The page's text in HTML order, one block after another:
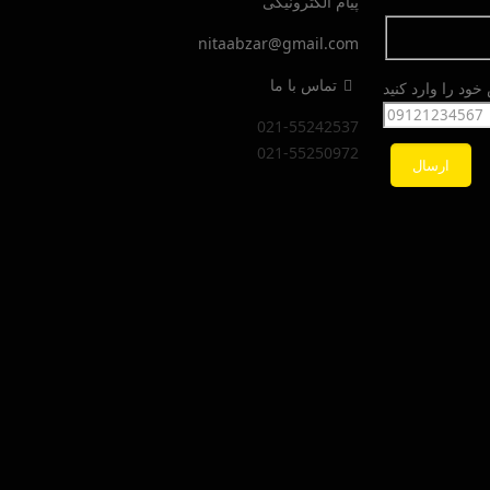
را وارد کنید
nitaabzar@gmail.com
تماس با ما
021-55242537
021-55250972